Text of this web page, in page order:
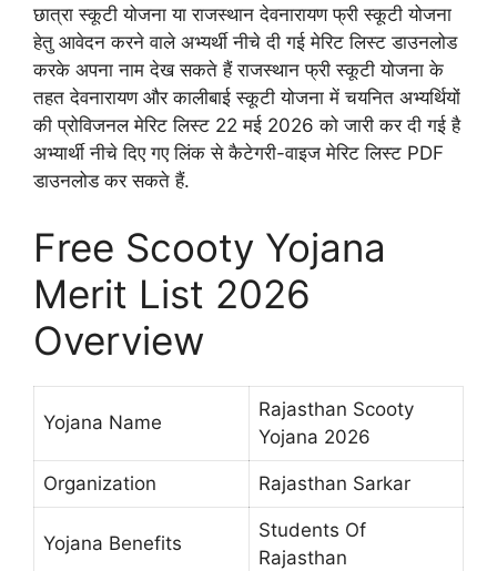
छात्रा स्कूटी योजना या राजस्थान देवनारायण फ्री स्कूटी योजना
हेतु आवेदन करने वाले अभ्यर्थी नीचे दी गई मेरिट लिस्ट डाउनलोड
करके अपना नाम देख सकते हैं राजस्थान फ्री स्कूटी योजना के
तहत देवनारायण और कालीबाई स्कूटी योजना में चयनित अभ्यर्थियों
की प्रोविजनल मेरिट लिस्ट 22 मई 2026 को जारी कर दी गई है
अभ्यार्थी नीचे दिए गए लिंक से कैटेगरी-वाइज मेरिट लिस्ट PDF
डाउनलोड कर सकते हैं.
Free Scooty Yojana
Merit List 2026
Overview
Yojana Name
Rajasthan Scooty
Yojana 2026
Organization Rajasthan Sarkar
Yojana Benefits
Students Of
Rajasthan